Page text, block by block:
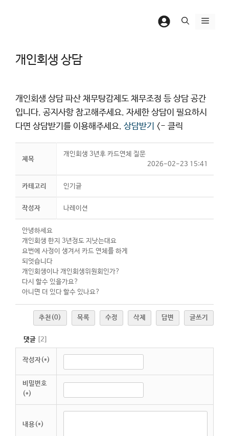
메
개인회생 상담
개인회생 상담 파산 채무탕감제도 채무조정 등 상담 공간
입니다. 공지사항 참고해주세요. 자세한 상담이 필요하시
다면 상담받기를 이용해주세요. 상담받기 <- 클릭
제목
개인회생 3년후 카드연체 질문
2026-02-23 15:41
카테고리 인기글
작성자 나레이션
안녕하세요
개인회생 한지 3년정도 지낫는대요
요번에 사정이 생겨서 카드 연체를 하게
되엇습니다
개인회생이나 개인회생위원회인가?
다시 할수 있을가요?
아니면 더 있다 할수 있나요?
추천 (0) 목록 수정 삭제 답변 글쓰기
댓글 [2]
작성자(*)
비밀번호
(*)
내용(*)